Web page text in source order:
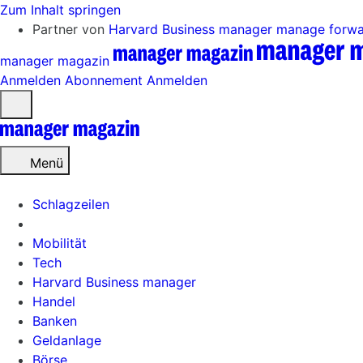
Zum Inhalt springen
Partner von Harvard Business manager manage
manager magazin
Anmelden Abonnement Anmelden
öffnen
Menü
Schlagzeilen
Mobilität
Tech
Harvard Business manager
Handel
Banken
Geldanlage
Börse